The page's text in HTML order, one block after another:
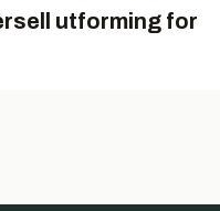
utforming for